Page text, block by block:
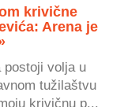
krivične
Arena je
postoji volja u
tužilaštvu
krivičnu p...